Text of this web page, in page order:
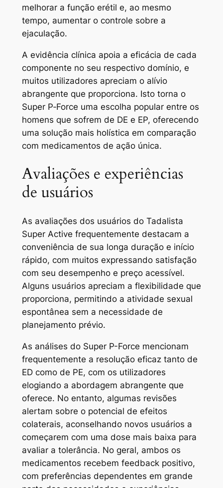
melhorar a função erétil e, ao mesmo
tempo, aumentar o controle sobre a
ejaculação.
A evidência clínica apoia a eficácia de cada
componente no seu respectivo domínio, e
muitos utilizadores apreciam o alívio
abrangente que proporciona. Isto torna o
Super P‑Force uma escolha popular entre os
homens que sofrem de DE e EP, oferecendo
uma solução mais holística em comparação
com medicamentos de ação única.
Avaliações e experiências
de usuários
As avaliações dos usuários do Tadalista
Super Active frequentemente destacam a
conveniência de sua longa duração e início
rápido, com muitos expressando satisfação
com seu desempenho e preço acessível.
Alguns usuários apreciam a flexibilidade que
proporciona, permitindo a atividade sexual
espontânea sem a necessidade de
planejamento prévio.
As análises do Super P-Force mencionam
frequentemente a resolução eficaz tanto de
ED como de PE, com os utilizadores
elogiando a abordagem abrangente que
oferece. No entanto, algumas revisões
alertam sobre o potencial de efeitos
colaterais, aconselhando novos usuários a
começarem com uma dose mais baixa para
avaliar a tolerância. No geral, ambos os
medicamentos recebem feedback positivo,
com preferências dependentes em grande